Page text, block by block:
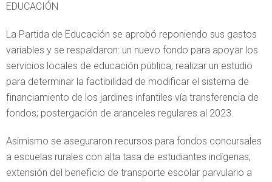
EDUCACIÓN
La Partida de Educación se aprobó reponiendo sus gastos
variables y se respaldaron: un nuevo fondo para apoyar los
servicios locales de educación pública; realizar un estudio
para determinar la factibilidad de modificar el sistema de
financiamiento de los jardines infantiles vía transferencia de
fondos; postergación de aranceles regulares al 2023.
Asimismo se aseguraron recursos para fondos concursales
a escuelas rurales con alta tasa de estudiantes indígenas;
extensión del beneficio de transporte escolar parvulario a